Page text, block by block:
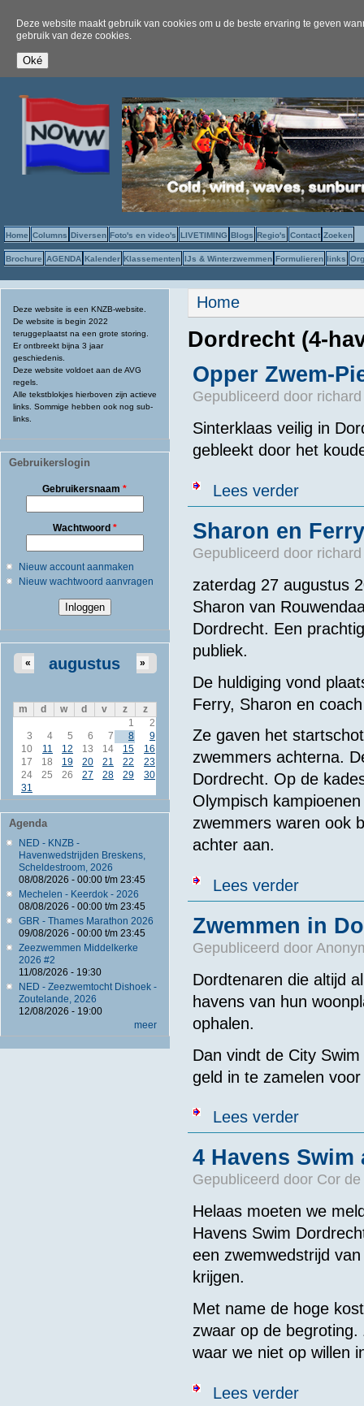
Deze website maakt gebruik van cookies om u de beste ervaring te geven
gebruik van deze cookies.
Home Columns Diversen Foto's en video's LIVETIMING Blogs Regio's Contact Zoeken
Brochure AGENDA Kalender Klassementen IJs & Winterzwemmen Formulieren links
Deze website is een KNZB-website.
De website is begin 2022
teruggeplaatst na een grote storing.
Er ontbreekt bijna 3 jaar
geschiedenis.
Deze website voldoet aan de AVG
regels.
Alle tekstblokjes hierboven zijn actieve
links. Sommige hebben ook nog sub-
links.
Gebruikerslogin
Gebruikersnaam*
Wachtwoord *
Nieuw account aanmaken
Nieuw wachtwoord aanvragen
augustus
« »
m d w d v z
z
1
2
3
4 5 6 7 8
9
10
11 12 13 14 15
16
17
18 19 20 21 22
23
24
25 26 27 28 29
30
31
Agenda
NED - KNZB -
Havenwedstrijden Breskens,
Scheldestroom, 2026
08/08/2026 - 00:00t/m 23:45
Mechelen - Keerdok - 2026
08/08/2026 - 00:00t/m 23:45
GBR - Thames Marathon 2026
09/08/2026 - 00:00t/m 23:45
Zeezwemmen Middelkerke
2026 #2
11/08/2026 - 19:30
NED - Zeezwemtocht Dishoek -
Zoutelande, 2026
12/08/2026 - 19:00
meer
U bent hier
Home
Dordrecht (4-
Opper Zwem-
Gepubliceerd door
Sinterklaas veilig in
gebleekt door het
Lees verderover Opper
Sharon en
Gepubliceerd door
zaterdag 27 augustus
Sharon van
Dordrecht. Een
publiek.
De huldiging vond
Ferry, Sharon en
Ze gaven het
zwemmers achterna.
Dordrecht. Op de
Olympisch
zwemmers waren ook
achter aan.
Lees verderover Sharon
Zwemmen in
Gepubliceerd door
Dordtenaren die altijd
havens van hun
ophalen.
Dan vindt de City
geld in te zamelen
Lees verderover
4 Havens Swim
Gepubliceerd door Cor
Helaas moeten we
Havens Swim
een zwemwedstrijd
krijgen.
Met name de hoge
zwaar op de
waar we niet op willen
Lees verderover 4